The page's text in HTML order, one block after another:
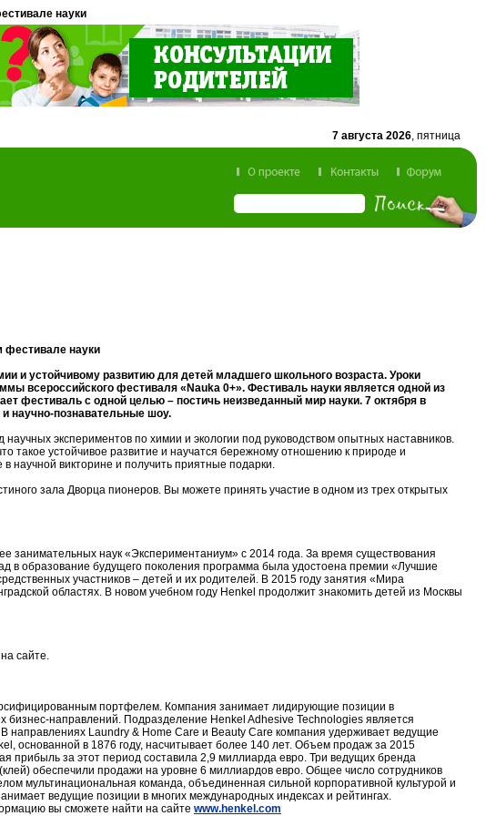
науки
7 августа 2026, пятница
фестивале науки
и устойчивому развитию для детей младшего школьного возраста. Уроки
всероссийского фестиваля «Nauka 0+». Фестиваль науки является одной из
фестиваль с одной целью – постичь неизведанный мир науки. 7 октября в
научно-познавательные шоу.
экспериментов по химии и экологии под руководством опытных наставников.
такое устойчивое развитие и научатся бережному отношению к природе и
викторине и получить приятные подарки.
зала Дворца пионеров. Вы можете принять участие в одном из трех открытых
занимательных наук «Экспериментаниум» с 2014 года. За время существования
в образование будущего поколения программа была удостоена премии «Лучшие
участников – детей и их родителей. В 2015 году занятия «Мира
областях. В новом учебном году Henkel продолжит знакомить детей из Москвы
сайте.
портфелем. Компания занимает лидирующие позиции в
направлений. Подразделение Henkel Adhesive Technologies является
Laundry & Home Care и Beauty Care компания удерживает ведущие
основанной в 1876 году, насчитывает более 140 лет. Объем продаж за 2015
прибыль за этот период составила 2,9 миллиарда евро. Три ведущих бренда
обеспечили продажи на уровне 6 миллиардов евро. Общее число сотрудников
мультинациональная команда, объединенная сильной корпоративной культурой и
ведущие позиции в многих международных индексах и рейтингах.
вы сможете найти на сайте www.henkel.com